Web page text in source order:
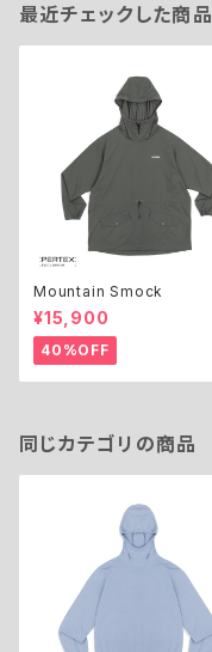
最近チェックした商品
Mountain Smock
¥15,900
40%OFF
同じカテゴリの商品